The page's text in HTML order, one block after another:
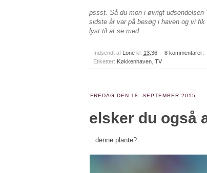
pssst. Så du mon i øvrigt
sidste år var på besøg i haven og vi
lyst til at se med.
Indsendt af Lone kl. 13:36
8 kommentarer:
Etiketter: Køkkenhaven TV
FREDAG DEN 18. SEPTEMBER 2015
elsker du også
.. denne plante?